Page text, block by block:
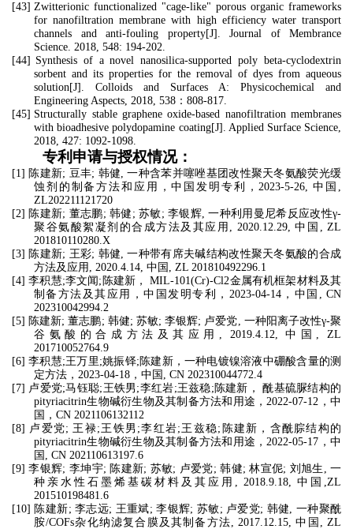
[43] Zwitterionic functionalized "cage-like" porous organic frameworks
for nanofiltration membrane with high efficiency water transport
channels and anti-fouling property[J]. Journal of Membrance
Science. 2018, 548: 194-202.
[44] Synthesis of a novel nanosilica-supported poly beta-cyclodextrin
sorbent and its properties for the removal of dyes from aqueous
solution[J]. Colloids and Surfaces A: Physicochemical and
Engineering Aspects, 2018, 538 ： 808-817.
[45] Structurally stable graphene oxide-based nanofiltration membranes
with bioadhesive polydopamine coating[J]. Applied Surface Science,
2018, 427: 1092-1098.
专利申请与授权情况：
[1] 陈建新; 豆丰; 韩健,一种含苯并噻唑基团改性聚天冬氨酸荧光缓
蚀剂的制备方法和应用，中国发明专利，2023-5-26,中国 ,
ZL202211121720
[2] 陈建新; 董志鹏;韩健 ;苏敏;李银辉,一种利用曼尼希反应改性γ-
聚谷氨酸絮凝剂的合成方法及其应用 , 2020.12.29,中国 , ZL
201810110280.X
[3] 陈建新; 王彩; 韩健,一种带有席夫碱结构改性聚天冬氨酸的合成
方法及应用 , 2020.4.14, 中国 , ZL 201810492296.1
[4]李积慧;李文闻 ; 陈建新，MIL-101(Cr)-Cl2金属有机框架材料及其
制备方法及其应用，中国发明专利， 2023-04-14，中国 , CN
202310042994.2
[5] 陈建新;董志鹏; 韩健; 苏敏;李银辉; 卢爱党, 一种阳离子改性γ-聚
谷氨酸的合成方法及其应用 , 2019.4.12,中国 , ZL
201710052764.9
[6]李积慧;王万里 ;姚振铎; 陈建新，一种电镀镍溶液中硼酸含量的测
定方法， 2023-04-18 ，中国 , CN 202310044772.4
[7] 卢爱党;马钰聪;王铁男 ;李红岩;王兹稳; 陈建新， 酰基硫脲结构的
pityriacitrin生物碱衍生物及其制备方法和用途，2022-07-12 ，中
国， CN 2021106132112
[8] 卢爱党;王禄;王铁男 ;李红岩;王兹稳; 陈建新，含酰腙结构的
pityriacitrin生物碱衍生物及其制备方法和用途，2022-05-17 ，中
国 , CN 202110613197.6
[9]李银辉; 李坤宇; 陈建新; 苏敏; 卢爱党;韩健;林宣伲; 刘旭生 ,一
种亲水性石墨烯基碳材料及其应用 , 2018.9.18, 中国 ,ZL
201510198481.6
[10] 陈建新;李志远; 王重斌;李银辉; 苏敏; 卢爱党; 韩健, 一种聚酰
胺/COFs杂化纳滤复合膜及其制备方法, 2017.12.15,中国 , ZL